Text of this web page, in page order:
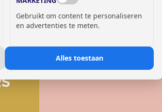
Gebruikt om content te personaliseren
en advertenties te meten.
Alles toestaan